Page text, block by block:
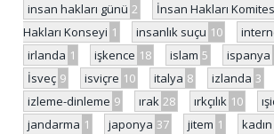
insan hakları günü 2 İnsan Hakları
Hakları Konseyi 1 insanlık suçu 10
irlanda 1 işkence 18 islam 5 ispanya
İsveç 9 isviçre 10 italya 8 izlanda 3
izleme-dinleme 9 ırak 28 ırkçılık 10
jandarma 1 japonya 37 jitem 1 kadın